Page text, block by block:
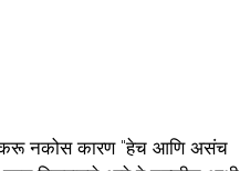
करू नकोस कारण "हेच आणि असंच